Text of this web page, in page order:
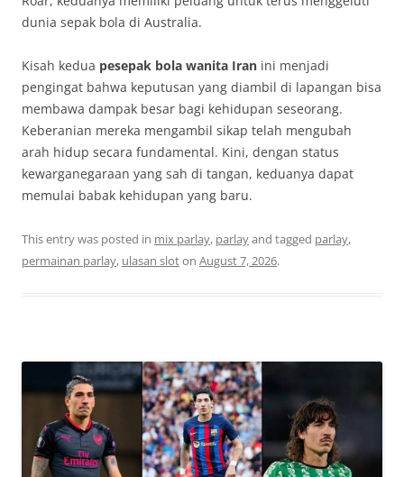
dunia sepak bola di Australia.
Kisah kedua pesepak bola wanita Iran ini menjadi
pengingat bahwa keputusan yang diambil di lapangan bisa
membawa dampak besar bagi kehidupan seseorang.
Keberanian mereka mengambil sikap telah mengubah
arah hidup secara fundamental. Kini, dengan status
kewarganegaraan yang sah di tangan, keduanya dapat
memulai babak kehidupan yang baru.
This entry was posted in mix parlay, parlayand tagged parlay,
permainan parlay, ulasan sloton August 7, 2026.